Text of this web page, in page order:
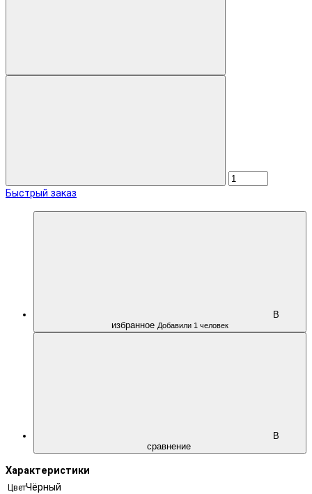
Быстрый заказ
В
избранное Добавили 1 человек
В
сравнение
Характеристики
ЦветЧёрный